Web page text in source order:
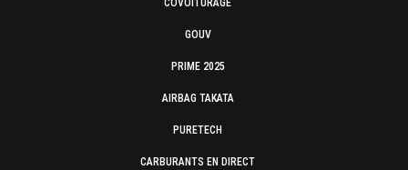
COVOITURAGE
GOUV
PRIME 2025
AIRBAG TAKATA
PURETECH
CARBURANTS EN DIRECT